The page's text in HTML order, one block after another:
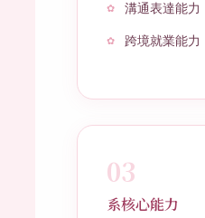
溝通表達能力
跨境就業能力
03
系核心能力